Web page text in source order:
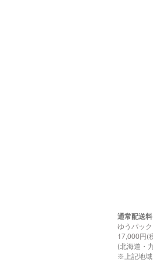
通常配送
ゆうパッ
17,000円(
(北海道・
※上記地域